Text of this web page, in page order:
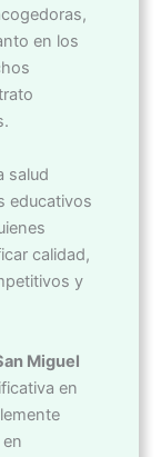
en los
salud
educativos
calidad,
y
Miguel
en